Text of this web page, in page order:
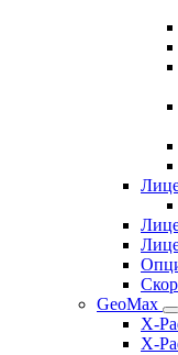
GeoMax
X-
X-